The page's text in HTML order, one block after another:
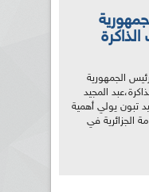
الجمهورية
المجيد
تبون يولي أهمية
الجزائرية في